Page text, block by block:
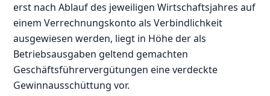
erst nach Ablauf des jeweiligen Wirtschaftsjahres auf
einem Verrechnungskonto als Verbindlichkeit
ausgewiesen werden, liegt in Höhe der als
Betriebsausgaben geltend gemachten
Geschäftsführervergütungen eine verdeckte
Gewinnausschüttung vor.